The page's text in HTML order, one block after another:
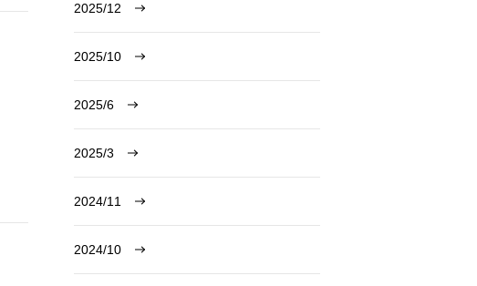
2025/12
2025/10
2025/6
2025/3
2024/11
2024/10